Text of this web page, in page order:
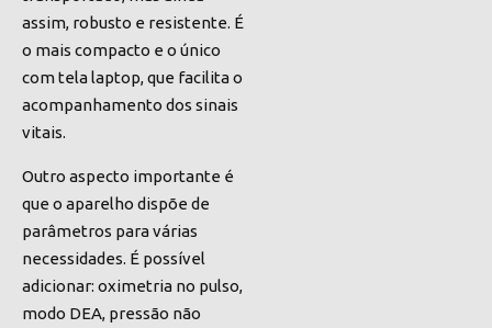
assim, robusto e resistente. É
o mais compacto e o único
com tela laptop, que facilita o
acompanhamento dos sinais
vitais.
Outro aspecto importante é
que o aparelho dispõe de
parâmetros para várias
necessidades. É possível
adicionar: oximetria no pulso,
modo DEA, pressão não